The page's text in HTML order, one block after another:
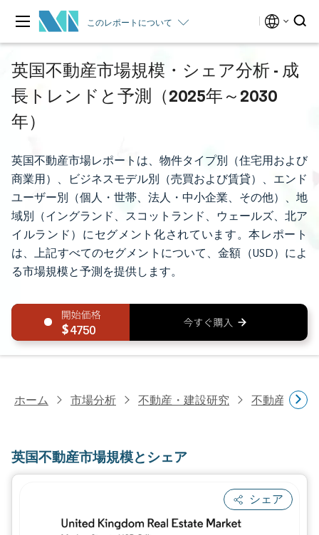
このレポートについて
英国不動産市場規模・シェア分析 - 成
長トレンドと予測（2025年～2030
年）
英国不動産市場レポートは、物件タイプ別（住宅用および
商業用）、ビジネスモデル別（売買および賃貸）、エンド
ユーザー別（個人・世帯、法人・中小企業、その他）、地
域別（イングランド、スコットランド、ウェールズ、北ア
イルランド）にセグメント化されています。本レポート
は、上記すべてのセグメントについて、金額（USD）によ
る市場規模と予測を提供します。
4750
ホーム 市場分析 不動産・建設研究 不動産研究
英国不動産市場規模とシェア
シェア